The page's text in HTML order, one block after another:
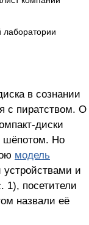
лаборатории
в сознании
с пиратством. О
диски
шёпотом. Но
модель
и
1), посетители
назвали её